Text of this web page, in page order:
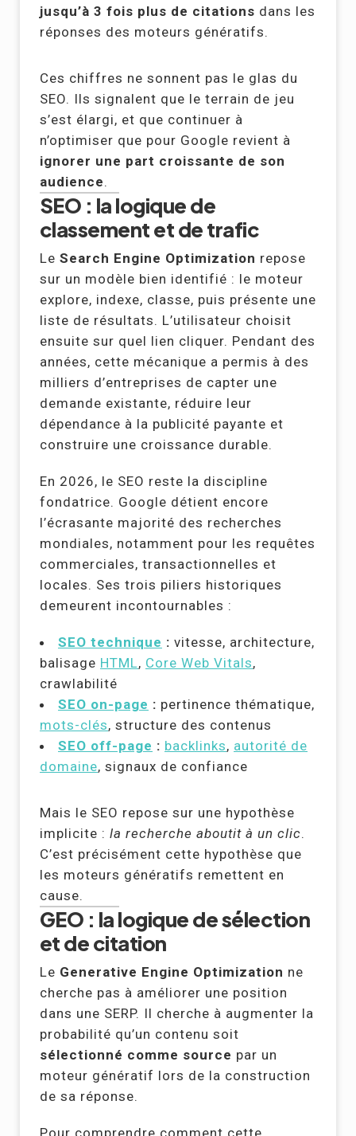
jusqu’à 3 fois plus de citations dans les
réponses des moteurs génératifs.
Ces chiffres ne sonnent pas le glas du
SEO. Ils signalent que le terrain de jeu
s’est élargi, et que continuer à
n’optimiser que pour Google revient à
ignorer une part croissante de son
audience.
SEO : la logique de
classement et de trafic
Le Search Engine Optimization repose
sur un modèle bien identifié : le moteur
explore, indexe, classe, puis présente une
liste de résultats. L’utilisateur choisit
ensuite sur quel lien cliquer. Pendant des
années, cette mécanique a permis à des
milliers d’entreprises de capter une
demande existante, réduire leur
dépendance à la publicité payante et
construire une croissance durable.
En 2026, le SEO reste la discipline
fondatrice. Google détient encore
l’écrasante majorité des recherches
mondiales, notamment pour les requêtes
commerciales, transactionnelles et
locales. Ses trois piliers historiques
demeurent incontournables :
SEO technique : vitesse, architecture,
balisage HTML, Core Web Vitals,
crawlabilité
SEO on-page : pertinence thématique,
mots-clés, structure des contenus
SEO off-page : backlinks, autorité de
domaine, signaux de confiance
Mais le SEO repose sur une hypothèse
implicite : la recherche aboutit à un clic.
C’est précisément cette hypothèse que
les moteurs génératifs remettent en
cause.
GEO : la logique de sélection
et de citation
Le Generative Engine Optimization ne
cherche pas à améliorer une position
dans une SERP. Il cherche à augmenter la
probabilité qu’un contenu soit
sélectionné comme source par un
moteur génératif lors de la construction
de sa réponse.